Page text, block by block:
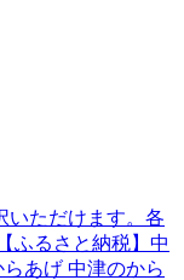
いただけます。各
ふるさと納税】中
あげ 中津のから